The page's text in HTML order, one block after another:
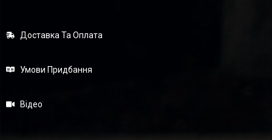
Доставка Та Оплата
Умови Придбання
Відео